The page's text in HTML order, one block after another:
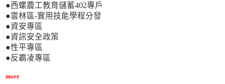
●西螺農工教育儲蓄402專戶
●雲林區-實用技能學程分發
●資安專區
●資訊安全政策
●性平專區
●反霸凌專區
more